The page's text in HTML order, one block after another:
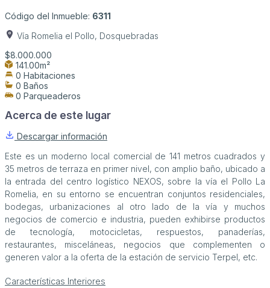
Código del Inmueble: 6311
Vía Romelia el Pollo, Dosquebradas
$8.000.000
141.00m²
0 Habitaciones
0 Baños
0 Parqueaderos
Acerca de este lugar
Descargar información
Este es un moderno local comercial de 141 metros cuadrados y
35 metros de terraza en primer nivel, con amplio baño, ubicado a
la entrada del centro logístico NEXOS, sobre la vía el Pollo La
Romelia, en su entorno se encuentran conjuntos residenciales,
bodegas, urbanizaciones al otro lado de la vía y muchos
negocios de comercio e industria, pueden exhibirse productos
de tecnología, motocicletas, respuestos, panaderías,
restaurantes, misceláneas, negocios que complementen o
generen valor a la oferta de la estación de servicio Terpel, etc.
Características Interiores